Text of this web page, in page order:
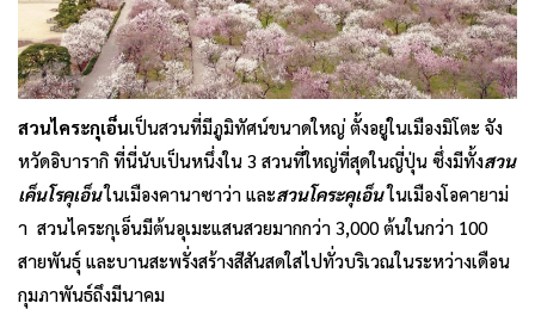
สวนไคระกุเอ็นเป็นสวนที่มีภูมิทัศน์ขนาดใหญ่ ตั้งอยู่ในเมืองมิโตะ จัง
หวัดอิบารากิ ที่นี่นับเป็นหนึ่งใน 3 สวนที่ใหญ่ที่สุดในญี่ปุ่น ซึ่งมีทั้งสวน
เค็นโรคุเอ็นในเมืองคานาซาว่า และสวนโคระคุเอ็นในเมืองโอคายาม่
า สวนไคระกุเอ็นมีต้นอุเมะแสนสวยมากกว่า 3,000 ต้นในกว่า 100
สายพันธุ์ และบานสะพรั่งสร้างสีสันสดใสไปทั่วบริเวณในระหว่างเดือน
กุมภาพันธ์ถึงมีนาคม